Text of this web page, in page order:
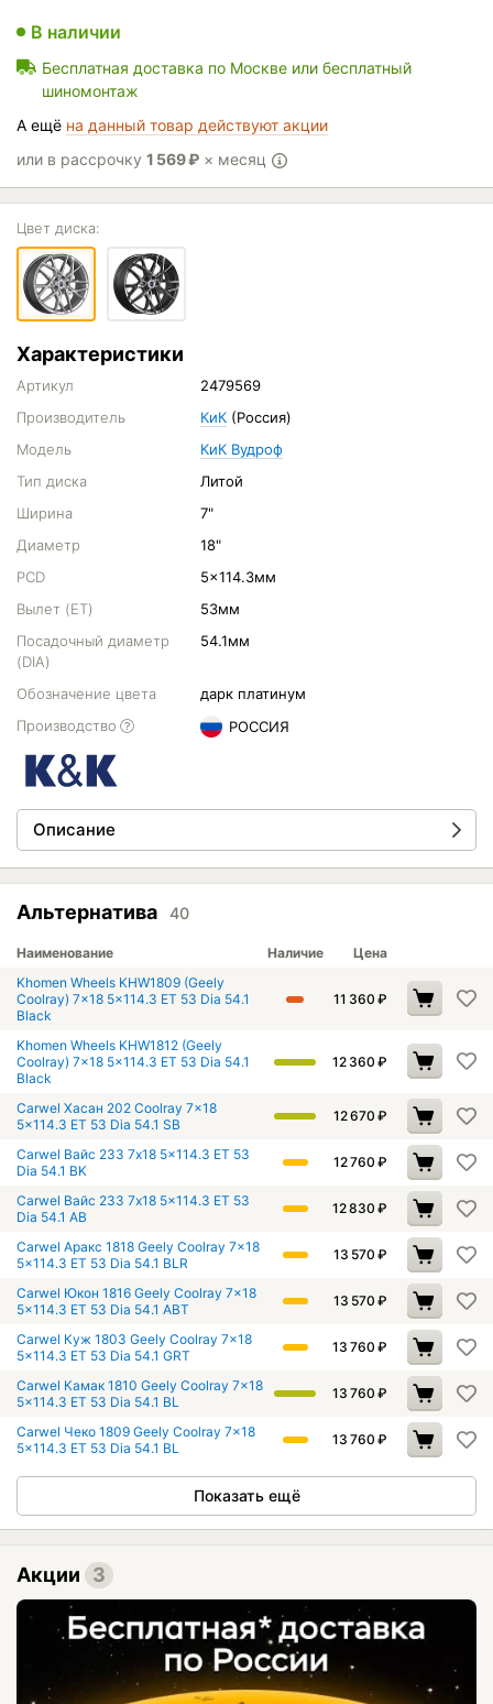
В наличии
Бесплатная доставка по Москве или бесплатный
шиномонтаж
А ещё на данный товар действуют акции
или в рассрочку 1 569₽ × месяц
Цвет диска:
Характеристики
Артикул
2479569
Производитель
КиК (Россия)
Модель
КиК Вудроф
Тип диска
Литой
Ширина
7"
Диаметр
18"
PCD
5x114.3мм
Вылет (ET)
53мм
Посадочный диаметр
(DIA)
54.1мм
Обозначение цвета
дарк платинум
Производство
РОССИЯ
Описание
Альтернатива 40
Наименование Наличие
Цена
Khomen Wheels KHW1809 (Geely
Coolray) 7x18 5x114.3 ET 53 Dia 54.1
Black
11 360 ₽
Khomen Wheels KHW1812 (Geely
Coolray) 7x18 5x114.3 ET 53 Dia 54.1
Black
12 360 ₽
Carwel Хасан 202 Coolray 7x18
5x114.3 ET 53 Dia 54.1 SB
12 670 ₽
Carwel Вайс 233 7x18 5x114.3 ET 53
Dia 54.1 BK
12 760 ₽
Carwel Вайс 233 7x18 5x114.3 ET 53
Dia 54.1 AB
12 830 ₽
Carwel Аракс 1818 Geely Coolray 7x18
5x114.3 ET 53 Dia 54.1 BLR
13 570 ₽
Carwel Юкон 1816 Geely Coolray 7x18
5x114.3 ET 53 Dia 54.1 ABT
13 570 ₽
Carwel Куж 1803 Geely Coolray 7x18
5x114.3 ET 53 Dia 54.1 GRT
13 760 ₽
Carwel Камак 1810 Geely Coolray 7x18
5x114.3 ET 53 Dia 54.1 BL
13 760 ₽
Carwel Чеко 1809 Geely Coolray 7x18
5x114.3 ET 53 Dia 54.1 BL
13 760 ₽
Показать ещё
Акции 3